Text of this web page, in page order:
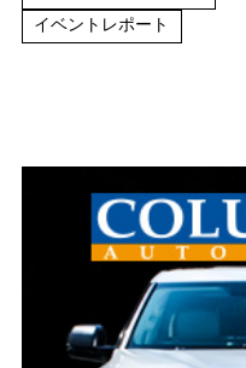
イベントレポート